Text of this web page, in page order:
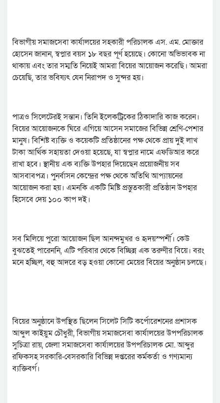
বিভাগীয় সমাজসেবা কার্যালয়ের সহকারী পরিচালক এস. এম. মোক্তার
হোসেন জানান, স্বপ্নার বয়স ১৮ বছর পূর্ণ হয়েছে। কোনো অভিভাবক না
থাকায় এবং তার সম্মতি নিয়েই আমরা বিয়ের আয়োজন করেছি। আমরা
চেয়েছি, তার ভবিষ্যৎ যেন নিরাপদ ও সুন্দর হয়।
পাত্রও সিলেটেরই সন্তান। তিনি ইলেকট্রিকের ঠিকাদারি কাজ করেন।
বিয়ের আয়োজনকে ঘিরে এগিয়ে আসেন সমাজের বিভিন্ন শ্রেণি-পেশার
মানুষ। বিশিষ্ট ব্যক্তি ও কয়েকটি প্রতিষ্ঠানের পক্ষ থেকে প্রায় দুই লাখ
টাকা আর্থিক সহায়তা দেওয়া হয়েছে, যা স্বপ্নার নামে এফডিআর করে
রাখা হবে। স্থানীয় এক ব্যক্তি উপহার দিয়েছেন প্রয়োজনীয় সব
আসবাবপত্র। পুনর্বাসন কেন্দ্রের পক্ষ থেকে অতিথি আপ্যায়নের
আয়োজন করা হয়। এমনকি একটি মিষ্টি প্রস্তুতকারী প্রতিষ্ঠান উপহার
হিসেবে দেয় ১০০ কাপ দই।
সব মিলিয়ে পুরো আয়োজন ছিল আনন্দমুখর ও হৃদয়স্পর্শী। কেউ
বুঝতেই পারেননি, এটি পরিবার থেকে বিচ্ছিন্ন এক তরুণীর বিয়ে। বরং
মনে হচ্ছিল, বহু আদরে বড় হওয়া কোনো মেয়ের বিয়ের অনুষ্ঠান চলছে।
বিয়ের অনুষ্ঠানে উপস্থিত ছিলেন সিলেট সিটি কর্পোরেশনের প্রশাসক
আব্দুল কাইয়ুম চৌধুরী, বিভাগীয় সমাজসেবা কার্যালয়ের উপপরিচালক
সুচিত্রা রায়, জেলা সমাজসেবা কার্যালয়ের উপপরিচালক মো. আব্দুর
রফিকসহ সরকারি-বেসরকারি বিভিন্ন দপ্তরের কর্মকর্তা ও গণ্যমান্য
ব্যক্তিবর্গ।